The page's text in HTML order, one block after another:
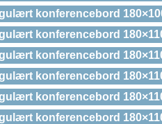
konferencebord
konferencebord
konferencebord
konferencebord
konferencebord
konferencebord